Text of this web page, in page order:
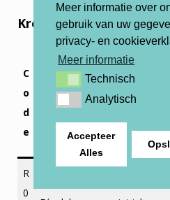
Meer informatie over
gebruik van uw
privacy- en
Meer informatie
TechnischTechnisch
Analytisch
Analytisch
Accepteer
Alles
Kronen en bruggen (R)
C
o
d
e
Prestaties
R
0